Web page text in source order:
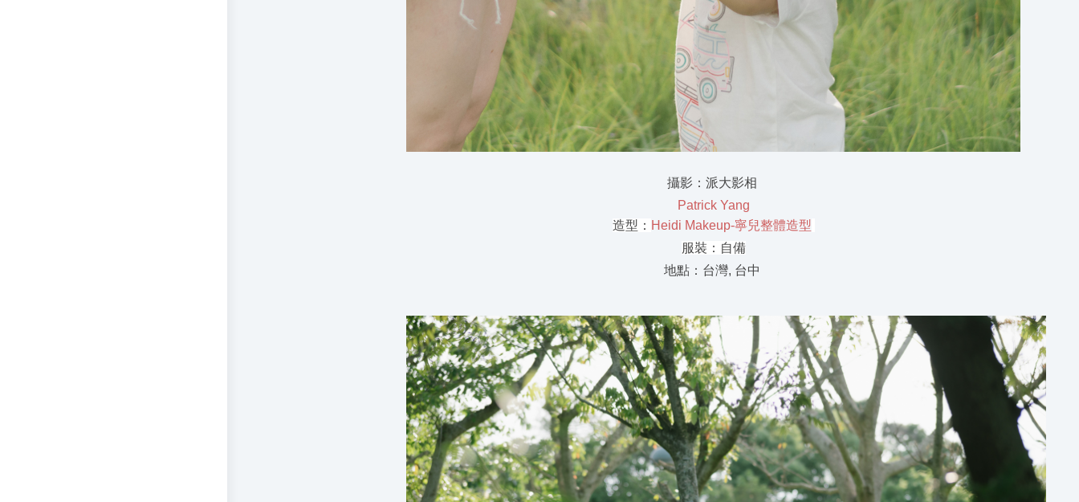
攝影：派大影相
Patrick Yang
造型 ： Heidi Makeup-寧兒整體造型
服裝：自備
地點：台灣, 台中